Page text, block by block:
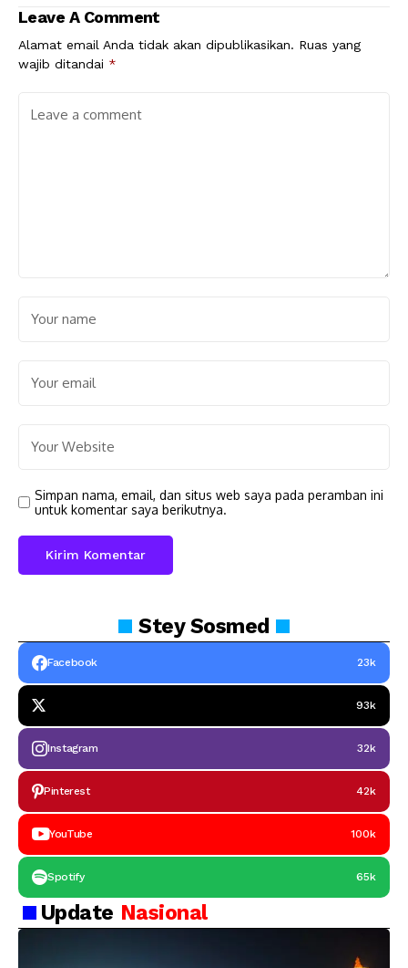
Leave A Comment
Alamat email Anda tidak akan dipublikasikan. Ruas yang
wajib ditandai *
Simpan nama, email, dan situs web saya pada peramban ini
untuk komentar saya berikutnya.
SteySosmed
Facebook 23k
93k
Instagram 32k
Pinterest 42k
YouTube 100k
Spotify 65k
Update Nasional